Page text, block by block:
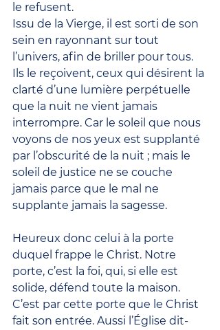
le refusent.
Issu de la Vierge, il est sorti de son
sein en rayonnant sur tout
l’univers, afin de briller pour tous.
Ils le reçoivent, ceux qui désirent la
clarté d’une lumière perpétuelle
que la nuit ne vient jamais
interrompre. Car le soleil que nous
voyons de nos yeux est supplanté
par l’obscurité de la nuit ; mais le
soleil de justice ne se couche
jamais parce que le mal ne
supplante jamais la sagesse.
Heureux donc celui à la porte
duquel frappe le Christ. Notre
porte, c’est la foi, qui, si elle est
solide, défend toute la maison.
C’est par cette porte que le Christ
fait son entrée. Aussi l’Église dit-